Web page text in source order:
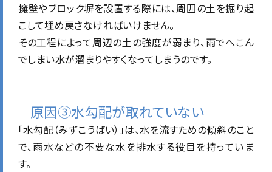
擁壁やブロック塀を設置する際には、周囲の土を掘り起
こして埋め戻さなければいけません。
その工程によって周辺の土の強度が弱まり、雨でへこん
でしまい水が溜まりやすくなってしまうのです。
原因③水勾配が取れていない
「水勾配（みずこうばい）」は、水を流すための傾斜のこと
で、雨水などの不要な水を排水する役目を持っていま
す。